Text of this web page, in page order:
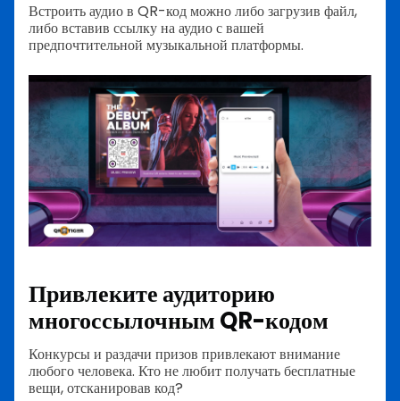
Встроить аудио в QR-код можно либо загрузив файл,
либо вставив ссылку на аудио с вашей
предпочтительной музыкальной платформы.
Привлеките аудиторию
многоссылочным QR-кодом
Конкурсы и раздачи призов привлекают внимание
любого человека. Кто не любит получать бесплатные
вещи, отсканировав код?